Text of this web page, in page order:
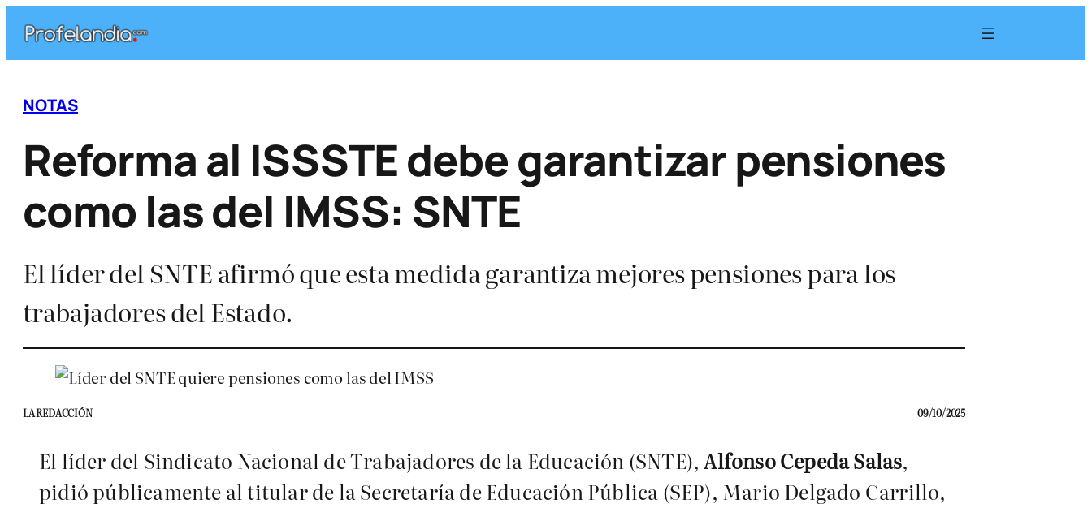
contenido
NOTAS
Reforma al ISSSTE debe garantizar pensiones
como las del IMSS: SNTE
El líder del SNTE afirmó que esta medida garantiza mejores pensiones para los
trabajadores del Estado.
LA REDACCIÓN 09/10/2025
El líder del Sindicato Nacional de Trabajadores de la Educación (SNTE),Alfonso Cepeda Salas,
pidió públicamente al titular de la Secretaría de Educación Pública (SEP), Mario Delgado Carrillo,